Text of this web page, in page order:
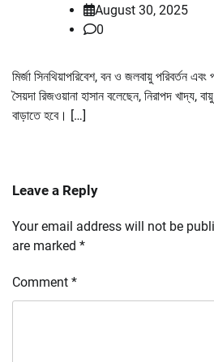
August 30, 2025
0
মির্জা সিনথিয়াপরিবেশ, বন ও জলবায়ু পরিবর্তন এবং
সৈয়দা রিজওয়ানা হাসান বলেছেন, নিরাপদ খাদ্য,
বাড়াতে হবে। […]
Leave a Reply
Your email address will not be
are marked *
Comment *